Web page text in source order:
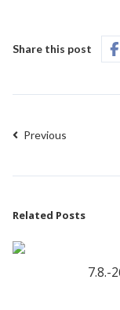
Share this post
Previous
Related Posts
7.8.-